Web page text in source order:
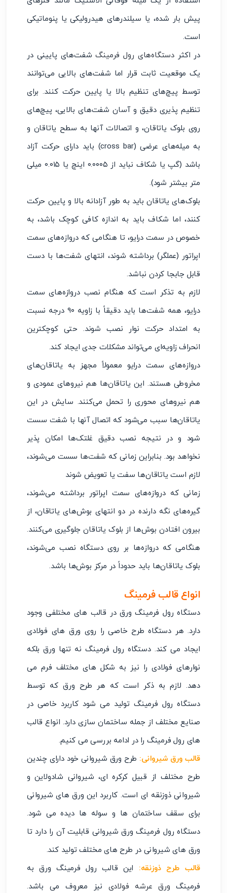
پیش بار شده، یا سیلندرهای هیدرولیکی یا پنوماتیکی
است.
در اکثر دستگاه‌های رول فرمینگ شفت‌های پایینی در
یک موقعیت ثابت قرار اما شفت‌های بالایی می‌توانند
توسط پیچ‌های تنظیم بالا یا پایین حرکت کنند. برای
تنظیم پذیری دقیق و آسان شفت‌های بالایی، پیچ‌های
روی بلوک یاتاقان، و اتصالات آنها به سطح یاتاقان و
به میله‌های عرضی (cross bar) باید دارای حرکت آزاد
باشد (گپ یا شکاف نباید از ۰.۰۰۰۵ اینچ یا ۰.۰۱۵ میلی
متر بیشتر شود).
بلوک‌های یاتاقان باید به طور آزادانه بالا و پایین حرکت
کنند، اما شکاف باید به اندازه کافی کوچک باشد، به
خصوص در سمت درایو، تا هنگامی که دروازه‌های سمت
اپراتور (عملگر) برداشته شوند، انتهای شفت‌ها با دست
قابل جابجا کردن نباشد.
لازم به تذکر است که هنگام نصب دروازه‌های سمت
درایو، همه شفت‌ها باید دقیقاً با زاویه ۹۰ درجه نسبت
به امتداد حرکت نوار نصب شوند. حتی کوچکترین
انحراف زاویه‌ای می‌تواند مشکلات جدی ایجاد کند.
دروازه‌های سمت درایو معمولاً مجهز به یاتاقان‌های
مخروطی هستند. این یاتاقان‌ها هم نیروهای عمودی و
هم نیروهای محوری را تحمل می‌کنند. سایش در این
یاتاقان‌ها سبب می‌شود که اتصال آنها با شفت سست
شود و در نتیجه نصب دقیق غلتک‌ها امکان پذیر
نخواهد بود. بنابراین زمانی که شفت‌ها سست می‌شوند،
لازم است یاتاقان‌ها سفت یا تعویض شوند
زمانی که دروازه‌های سمت اپراتور برداشته می‌شوند،
گیره‌های نگه دارنده در دو انتهای بوش‌های یاتاقان، از
بیرون افتادن بوش‌ها از بلوک یاتاقان جلوگیری می‌کنند.
هنگامی که دروازه‌ها بر روی دستگاه نصب می‌شوند،
بلوک یاتاقان‌ها باید حدوداً در مرکز بوش‌ها باشد.
انواع قالب فرمینگ
دستگاه رول فرمینگ ورق در قالب‌ های مختلفی وجود
دارد. هر دستگاه طرح خاصی را روی ورق های فولادی
ایجاد می ‌کند. دستگاه رول فرمینگ نه تنها ورق بلکه
نوارهای فولادی را نیز به شکل‌ های مختلف فرم می
‌دهد. لازم به ذکر است که هر طرح ورق که توسط
دستگاه رول فرمینگ تولید می‌ شود کاربرد خاصی در
صنایع مختلف از جمله ساختمان‌ سازی دارد. انواع قالب
‌های رول فرمینگ را در ادامه بررسی می ‌کنیم.
قالب ورق شیروانی: طرح ورق شیروانی خود دارای چندین
طرح مختلف از قبیل کرکره ‌ای، شیروانی شادولاین و
شیروانی ذوزنقه‌ ای است. کاربرد این ورق‌ های شیروانی
برای سقف ساختمان‌ ها و سوله‌ ها دیده می‌ شود.
دستگاه رول فرمینگ ورق شیروانی قابلیت آن را دارد تا
ورق ‌های شیروانی در طرح‌ های مختلف تولید کند.
قالب طرح ذوزنقه:
این قالب رول فرمینگ ورق به
فرمینگ ورق عرشه فولادی نیز معروف می باشد.